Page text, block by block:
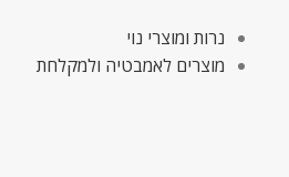
נרות ומוצרי נוי
מוצרים לאמבטיה ולמקלחת